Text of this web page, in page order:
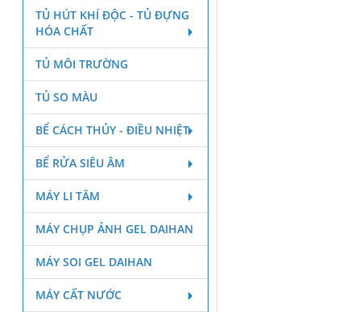
TỦ HÚT KHÍ ĐỘC - TỦ ĐỰNG
HÓA CHẤT
TỦ MÔI TRƯỜNG
TỦ SO MÀU
BỂ CÁCH THỦY - ĐIỀU NHIỆT
BỂ RỬA SIÊU ÂM
MÁY LI TÂM
MÁY CHỤP ẢNH GEL DAIHAN
MÁY SOI GEL DAIHAN
MÁY CẤT NƯỚC